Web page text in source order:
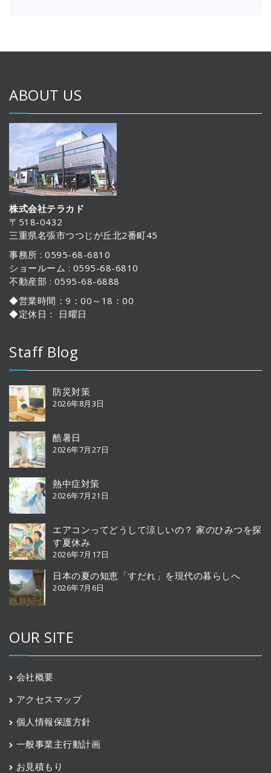
ABOUT US
株式会社テラカド
〒518-0432
三重県名張市つつじが丘北2番町45
事務所 : 0595-68-6810
ショールーム : 0595-68-6810
不動産部 : 0595-68-6888
◆営業時間：9：00～18：00
◆定休日： 日曜日
Staff Blog
防災対策
2026年8月3日
酷暑日
2026年7月27日
熱中症対策
2026年7月21日
エアコンってどうして涼しいの？ 家のひみつを探
す夏休み
2026年7月17日
日本の夏の知恵「すだれ」を現代の暮らしへ
2026年7月6日
OUR SITE
会社概要
アクセスマップ
個人情報保護方針
一般事業主行動計画
お見積もり